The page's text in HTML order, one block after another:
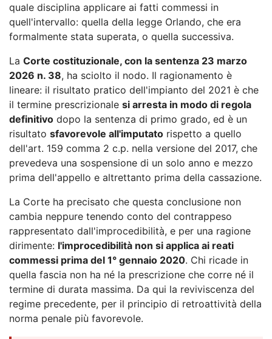
quale disciplina applicare ai fatti commessi in
quell'intervallo: quella della legge Orlando, che era
formalmente stata superata, o quella successiva.
La Corte costituzionale, con la sentenza 23 marzo
2026 n. 38, ha sciolto il nodo. Il ragionamento è
lineare: il risultato pratico dell'impianto del 2021 è che
il termine prescrizionale si arresta in modo di regola
definitivo dopo la sentenza di primo grado, ed è un
risultato sfavorevole all'imputato rispetto a quello
dell'art. 159 comma 2 c.p. nella versione del 2017, che
prevedeva una sospensione di un solo anno e mezzo
prima dell'appello e altrettanto prima della cassazione.
La Corte ha precisato che questa conclusione non
cambia neppure tenendo conto del contrappeso
rappresentato dall'improcedibilità, e per una ragione
dirimente: l'improcedibilità non si applica ai reati
commessi prima del 1° gennaio 2020. Chi ricade in
quella fascia non ha né la prescrizione che corre né il
termine di durata massima. Da qui la reviviscenza del
regime precedente, per il principio di retroattività della
norma penale più favorevole.